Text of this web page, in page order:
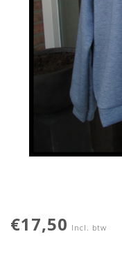
€17,50 Incl. btw